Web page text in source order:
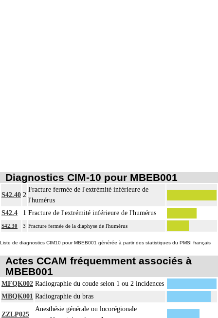
Notes
13
osseuse par voie transcutanée ou avec abord à distance, sans exposition du
foyer de fracture.
13
13
Par ostéotomie simple, on entend : ostéotomie unidirectionnelle ou rotatoire
La suture de muscle ou de tendon inclut l'immobilisation par appareillage
externe ou par arthrorise.
13
L'arthrodèse inclut l'ostéosynthèse, le prélèvement in situ d'autogreffe osseuse,
et/ou la contention par appareillage externe.
13
Tout acte thérapeutique, par arthrotomie inclut le nettoyage de l'articulation
traitée.
13
La libération mobilisatrice d'une articulation [arthrolyse] inclut la capsulotomie
articulaire, la libération de tendon périarticulaire et la résection d'ostéophyte et
Diagnostics CIM-10 pour MBEB001
S42.40 2
Fracture fermée de l'extrémité inférieure de
l'humérus
S42.4
1 Fracture de l'extrémité inférieure de l'humérus
S42.30 3 Fracture fermée de la diaphyse de l'humérus
Liste de diagnostics CIM10 pour MBEB001 générée à partir des statistiques du PMSI français
Actes CCAM fréquemment associés à
MBEB001
MFQK002 Radiographie du coude selon 1 ou 2 incidences
MBQK001 Radiographie du bras
ZZLP025
Anesthésie générale ou locorégionale